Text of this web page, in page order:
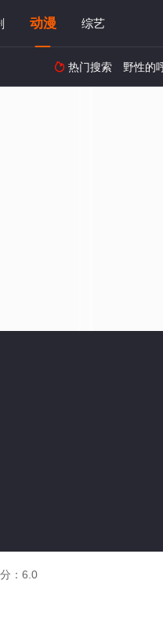
动漫 综艺
 热门搜索 野性的
： 6.0